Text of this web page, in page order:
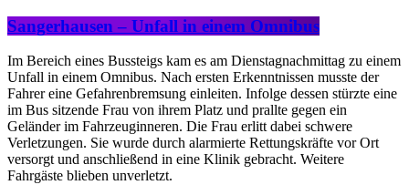
Sangerhausen – Unfall in einem Omnibus
Im Bereich eines Bussteigs kam es am Dienstagnachmittag zu einem
Unfall in einem Omnibus. Nach ersten Erkenntnissen musste der
Fahrer eine Gefahrenbremsung einleiten. Infolge dessen stürzte eine
im Bus sitzende Frau von ihrem Platz und prallte gegen ein
Geländer im Fahrzeuginneren. Die Frau erlitt dabei schwere
Verletzungen. Sie wurde durch alarmierte Rettungskräfte vor Ort
versorgt und anschließend in eine Klinik gebracht. Weitere
Fahrgäste blieben unverletzt.